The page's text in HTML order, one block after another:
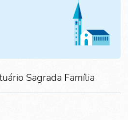
Sagrada Família